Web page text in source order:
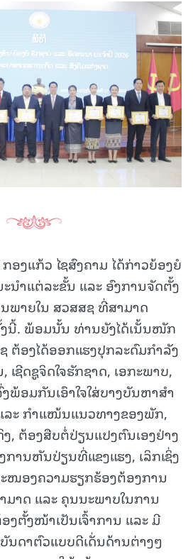
ອງແກ້ວ ໄຊສົງຄາມ ໄດ້ກ່າວຍ້ອງຍໍ
ນໍາແຕ່ລະຂັ້ນ ແລະ ອົງການຈັດຕັ້ງ
ພາຍໃນ ສວສສຊ ທີ່ສາມາດ
ງນີ້. ພ້ອມນັ້ນ ທ່ານຍັງໄດ້ເນັ້ນໜັກ
ຕ້ອງໄດ້ອອກແຮງປຸກລະດົມກຳລັງ
ຊີດຊູຈິດໃຈຮັກຊາດ, ເອກະພາບ,
ງພ້ອມກັນເອົາໃຈໃສ່ບາງບັນຫາສໍາ
ລະ ກຳແໜ້ນແນວທາງຂອງພັກ,
, ຕ້ອງສືບຕໍ່ປ່ຽນແປງຕົນເອງຢ່າງ
ການຫັນປ່ຽນທີ່ແຂງແຮງ, ເລິກເຊິ່ງ
ໜອງຄວາມຮຽກຮ້ອງຕ້ອງການ
າດ ແລະ ຄຸນນະພາບໃນການ
ງຕັ້ງໜ້າເປັນເຈົ້າການ ແລະ ມີ
ນດາຕົວແບບດີເດັ່ນດ້ານຕ່າງໆ